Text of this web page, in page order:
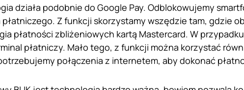
działa podobnie do Google Pay. Odblokowujemy
Z funkcji skorzystamy wszędzie tam, gdzie
płatności zbliżeniowych kartą Mastercard. W
płatniczy. Mało tego, z funkcji można korzystać
połączenia z internetem, aby dokonać